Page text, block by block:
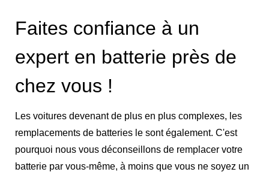
Faites confiance à un
expert en batterie près de
chez vous !
Les voitures devenant de plus en plus complexes, les
remplacements de batteries le sont également. C'est
pourquoi nous vous déconseillons de remplacer votre
batterie par vous-même, à moins que vous ne soyez un